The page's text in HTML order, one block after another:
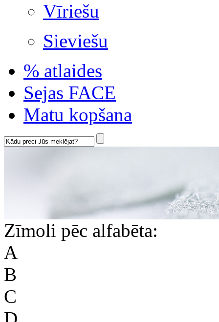
Vīriešu
Sieviešu
% atlaides
Sejas FACE
Matu kopšana
Zīmoli pēc alfabēta:
A
B
C